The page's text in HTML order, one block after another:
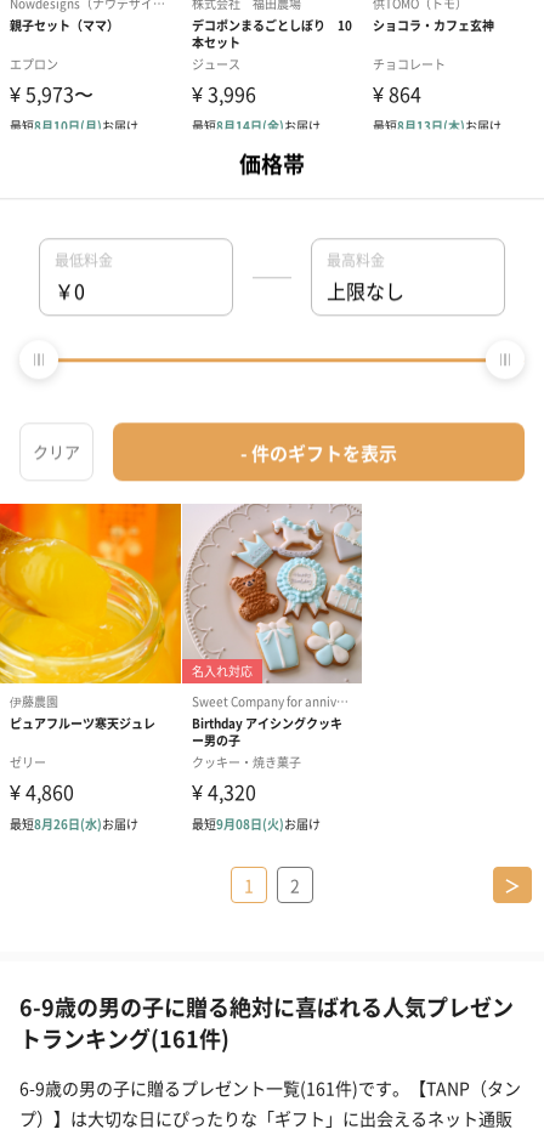
1 2 ＞
6-9歳の男の子に贈る絶対に喜ばれる人気プレゼン
トランキング(161件)
6-9歳の男の子に贈るプレゼント一覧(161件)です。【TANP（タン
プ）】は大切な日にぴったりな「ギフト」に出会えるネット通販